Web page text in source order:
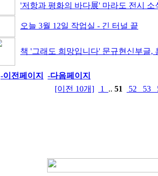
'저항과 평화의 바다展' 마라도 전시 소
오늘 3월 12일 작업실 - 긴 터널 끝
책 '그래도 희망입니다' 문규현신부글,
-이전페이지
-다음페이지
[이전 10개]
1 .. 51 52 53